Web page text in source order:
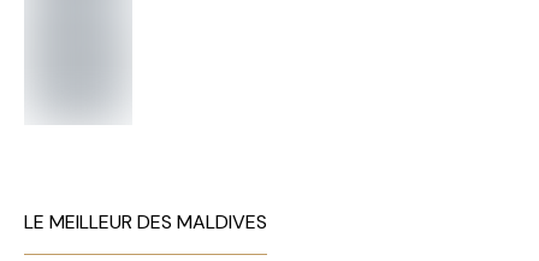
LE MEILLEUR DES MALDIVES